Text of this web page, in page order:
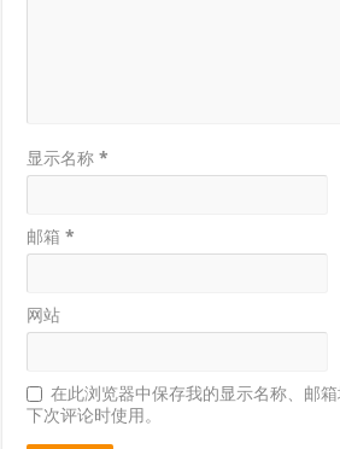
显示名称*
邮箱*
网站
在此浏览器中保存我的显示名称、邮
下次评论时使用。